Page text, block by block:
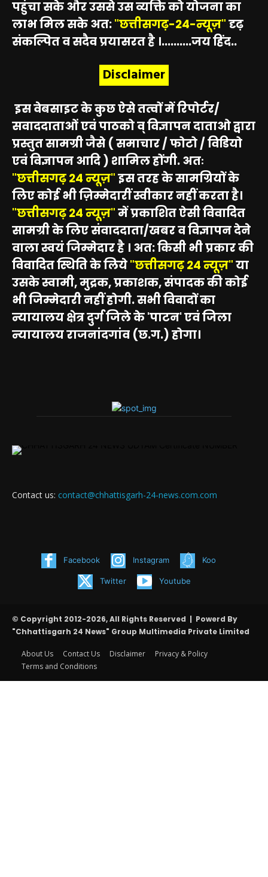
पहुंचा सके और उससे उस व्यक्ति को योजना का
लाभ मिल सके अत:"छत्तीसगढ़-24-न्यूज़"दृढ़
संकल्पित व सदैव प्रयासरत है ।..........जय हिंद..
Disclaimer
इस वेबसाइट के कुछ ऐसे तत्वों में रिपोर्टर/
सवाददाताओं एवं पाठको व् विज्ञापन दाताओ द्वारा
प्रस्तुत सामग्री जैसे ( समाचार / फोटो / विडियो
एवं विज्ञापन आदि ) शामिल होंगी. अतः
"छत्तीसगढ़ 24 न्यूज़"इस तरह के सामग्रियों के
लिए कोई भी ज़िम्मेदारीं स्वीकार नहीं करता है।
"छत्तीसगढ़ 24 न्यूज़"में प्रकाशित ऐसी विवादित
सामग्री के लिए संवाददाता/खबर व विज्ञापन देने
वाला स्वयं जिम्मेदार है । अत: किसी भी प्रकार की
विवादित स्थिति के लिये"छत्तीसगढ़ 24 न्यूज़"या
उसके स्वामी, मुद्रक, प्रकाशक, संपादक की कोई
भी जिम्मेदारी नहीं होगी. सभी विवादों का
न्यायालय क्षेत्र दुर्ग जिले के 'पाटन' एवं जिला
न्यायालय राजनांदगांव (छ.ग.) होगा।
Contact us: contact@chhattisgarh-24-news.com.com
Facebook Instagram Koo
Twitter Youtube
© Copyright 2012-2026, All Rights Reserved | Powerd By
"Chhattisgarh 24 News" Group Multimedia Private Limited
About Us Contact Us Disclaimer
Privacy & Policy
Terms and Conditions